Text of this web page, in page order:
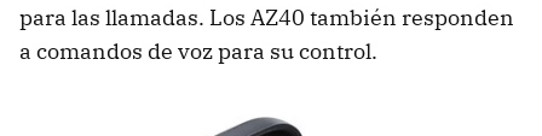
para las llamadas. Los AZ40 también responden
a comandos de voz para su control.